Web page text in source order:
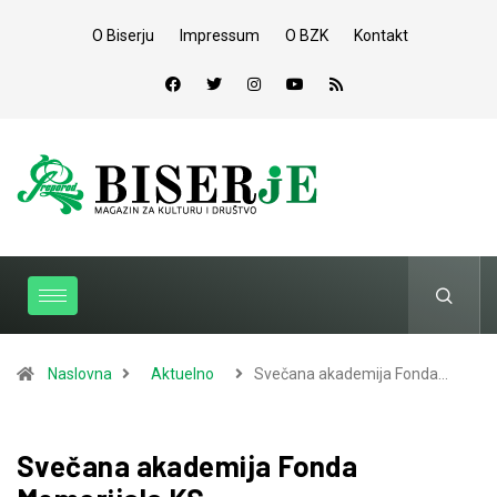
O Biserju Impressum O BZK Kontakt
Naslovna Aktuelno Svečana akademija Fonda…
Svečana akademija Fonda